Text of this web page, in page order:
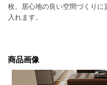
枚。居心地の良い空間づくりに
入れます。
商品画像